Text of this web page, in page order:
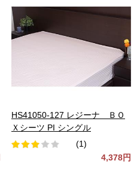
HS41050-127 レジーナ ＢＯ
Ｘシーツ PI シングル
(1)
4,378円